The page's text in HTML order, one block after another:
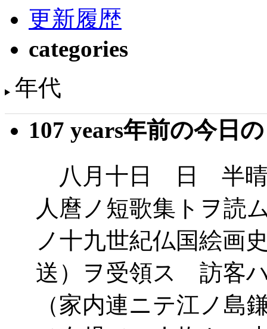
更新履歴
categories
年代
107 years年前の今日
八月十日 日 半晴
人麿ノ短歌集トヲ読
ノ十九世紀仏国絵画
送）ヲ受領ス 訪客
（家内連ニテ江ノ島